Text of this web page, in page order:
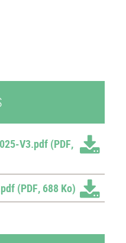
V3.pdf (PDF,
(PDF, 688 Ko)